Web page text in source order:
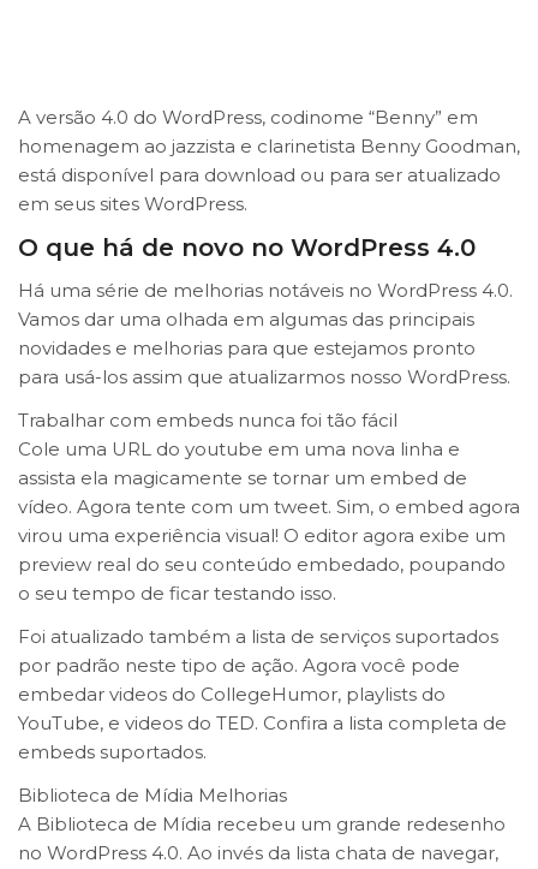
A versão 4.0 do WordPress, codinome “Benny” em
homenagem ao jazzista e clarinetista Benny Goodman,
está disponível para download ou para ser atualizado
em seus sites WordPress.
O que há de novo no WordPress 4.0
Há uma série de melhorias notáveis no WordPress 4.0.
Vamos dar uma olhada em algumas das principais
novidades e melhorias para que estejamos pronto
para usá-los assim que atualizarmos nosso WordPress.
Trabalhar com embeds nunca foi tão fácil
Cole uma URL do youtube em uma nova linha e
assista ela magicamente se tornar um embed de
vídeo. Agora tente com um tweet. Sim, o embed agora
virou uma experiência visual! O editor agora exibe um
preview real do seu conteúdo embedado, poupando
o seu tempo de ficar testando isso.
Foi atualizado também a lista de serviços suportados
por padrão neste tipo de ação. Agora você pode
embedar videos do CollegeHumor, playlists do
YouTube, e videos do TED. Confira a lista completa de
embeds suportados.
Biblioteca de Mídia Melhorias
A Biblioteca de Mídia recebeu um grande redesenho
no WordPress 4.0. Ao invés da lista chata de navegar,